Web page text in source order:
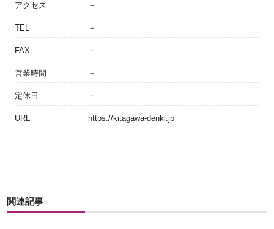
アクセス －
TEL －
FAX －
営業時間 －
定休日 －
URL https://kitagawa-denki.jp
関連記事